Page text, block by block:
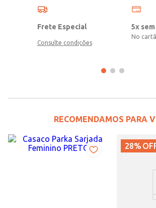
Frete Especial
Consulte condições
5x
No
RECOMENDAMOS PARA
28%